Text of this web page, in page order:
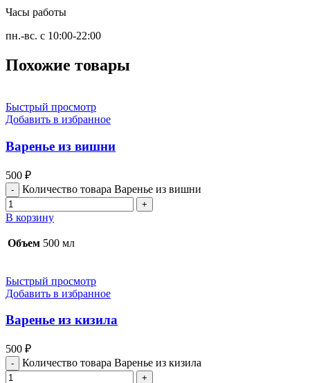
Часы работы
пн.-вс. с 10:00-22:00
Похожие товары
Быстрый просмотр
Добавить в избранное
Варенье из вишни
500 ₽
Количество товара Варенье из вишни
В корзину
Объем 500 мл
Быстрый просмотр
Добавить в избранное
Варенье из кизила
500 ₽
Количество товара Варенье из кизила